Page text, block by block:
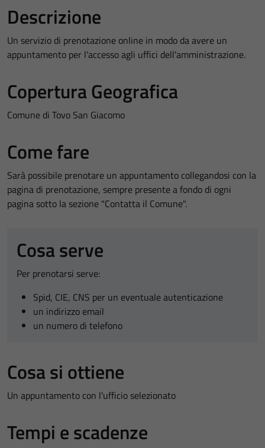
Descrizione
Un servizio di prenotazione online in modo da avere un
appuntamento per l'accesso agli uffici dell'amministrazione.
Copertura Geografica
Comune di Tovo San Giacomo
Come fare
Sarà possibile prenotare un appuntamento collegandosi con la
pagina di prenotazione, sempre presente a fondo di ogni
pagina sotto la sezione "Contatta il Comune".
Cosa serve
Per prenotarsi serve:
Spid, CIE, CNS per un eventuale autenticazione
un indirizzo email
un numero di telefono
Cosa si ottiene
Un appuntamento con l'ufficio selezionato
Tempi e scadenze